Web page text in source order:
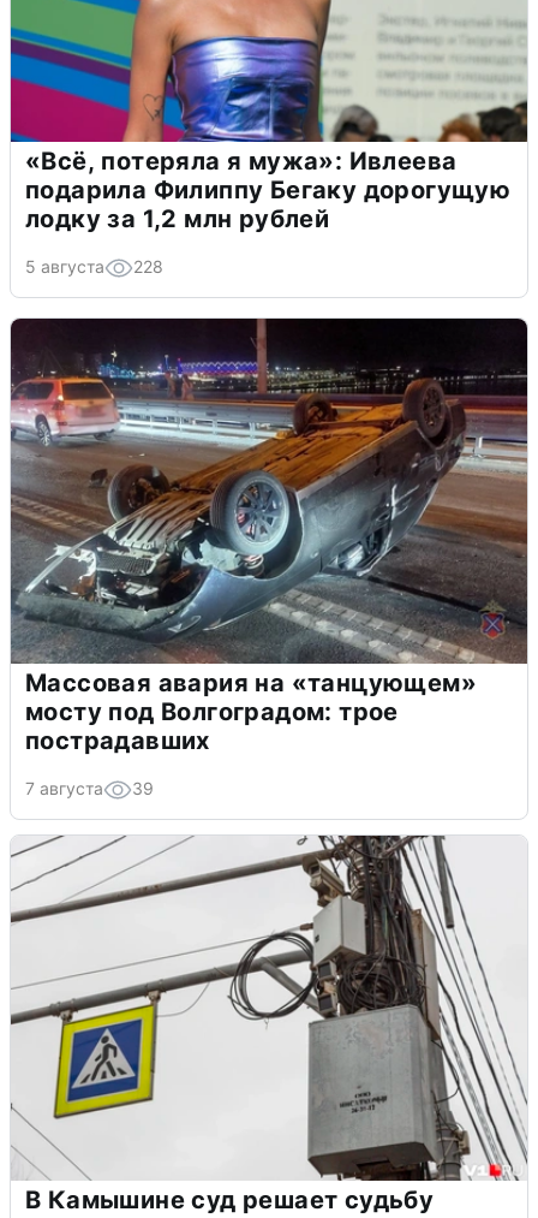
«Всё, потеряла я мужа»: Ивлеева
подарила Филиппу Бегаку дорогущую
лодку за 1,2 млн рублей
5 августа 228
Массовая авария на «танцующем»
мосту под Волгоградом: трое
пострадавших
7 августа 39
В Камышине суд решает судьбу